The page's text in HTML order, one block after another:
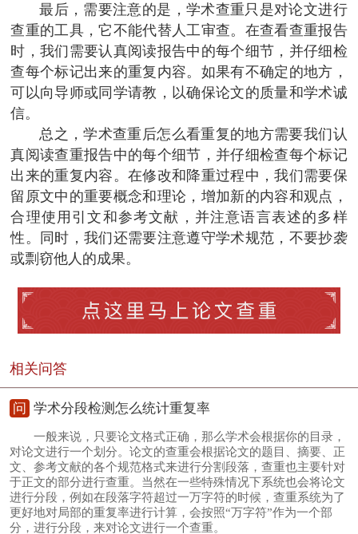
最后，需要注意的是，学术查重只是对论文进行
查重的工具，它不能代替人工审查。在查看查重报告
时，我们需要认真阅读报告中的每个细节，并仔细检
查每个标记出来的重复内容。如果有不确定的地方，
可以向导师或同学请教，以确保论文的质量和学术诚
信。
总之，学术查重后怎么看重复的地方需要我们认
真阅读查重报告中的每个细节，并仔细检查每个标记
出来的重复内容。在修改和降重过程中，我们需要保
留原文中的重要概念和理论，增加新的内容和观点，
合理使用引文和参考文献，并注意语言表述的多样
性。同时，我们还需要注意遵守学术规范，不要抄袭
或剽窃他人的成果。
相关问答
问 学术分段检测怎么统计重复率
一般来说，只要论文格式正确，那么学术会根据你的目录，
对论文进行一个划分。论文的查重会根据论文的题目、摘要、正
文、参考文献的各个规范格式来进行分割段落，查重也主要针对
于正文的部分进行查重。当然在一些特殊情况下系统也会将论文
进行分段，例如在段落字符超过一万字符的时候，查重系统为了
更好地对局部的重复率进行计算，会按照“万字符”作为一个部
分，进行分段，来对论文进行一个查重。